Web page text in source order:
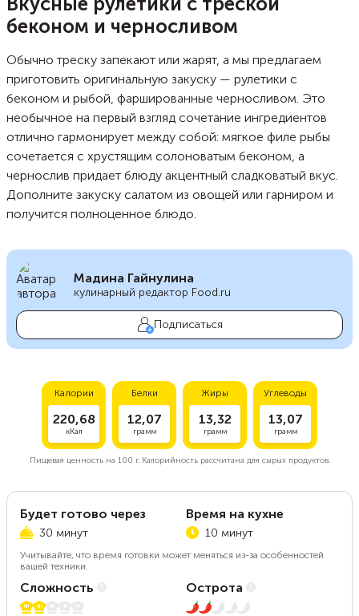
беконом и черносливом
Обычно треску запекают или жарят, а мы предлагаем
приготовить оригинальную закуску — рулетики с
беконом и рыбой, фаршированные черносливом. Это
необычное на первый взгляд сочетание ингредиентов
отлично гармонирует между собой: мягкое филе рыбы
сочетается с хрустящим солоноватым беконом, а
чернослив придает блюду акцентный сладковатый вкус.
Дополните закуску салатом из овощей или гарниром и
получится полноценное блюдо.
Мадина Гайнулина
кулинарный редактор Food.ru
Подписаться
Калории
220,68
кКал
Белки
12,07
грамм
Жиры
13,32
грамм
Углеводы
13,07
грамм
Пищевая ценность на 100 г.Калорийность рассчитана для сырых продуктов.
Будет готово через
30 минут
Время на кухне
10 минут
Учитывайте, что время готовки может меняться из-за особенностей
вашей техники.
Сложность
2 из 5
Острота
2 из 5